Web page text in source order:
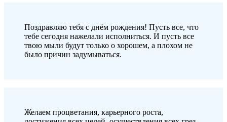
Поздравляю тебя с днём рождения! Пусть все, что
тебе сегодня нажелали исполниться. И пусть все
твою мыли будут только о хорошем, а плохом не
было причин задумываться.
Желаем процветания, карьерного роста,